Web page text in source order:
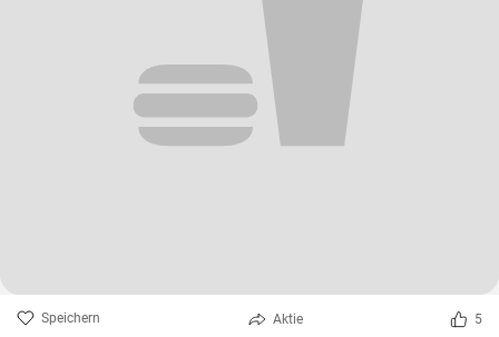
Speichern Aktie 5